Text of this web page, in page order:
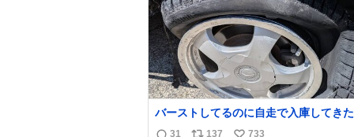
バーストしてるのに自走で入庫してき
さん バーストしたならその場で動かな
31 137 733